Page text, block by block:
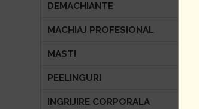
DEMACHIANTE
MACHIAJ PROFESIONAL
MASTI
PEELINGURI
INGRIJIRE CORPORALA